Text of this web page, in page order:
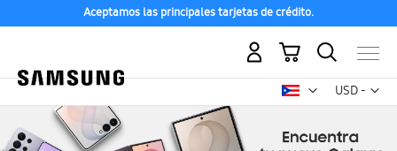
Aceptamos las principales tarjetas de crédito.
USD -
dólar
Mi carrito